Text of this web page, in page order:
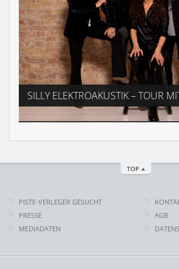
SILLY ELEKTROAKUSTIK – TOUR
TOP
PISTE-VERLEGER GESUCHT
PRESSE
MEDIADATEN
AGB